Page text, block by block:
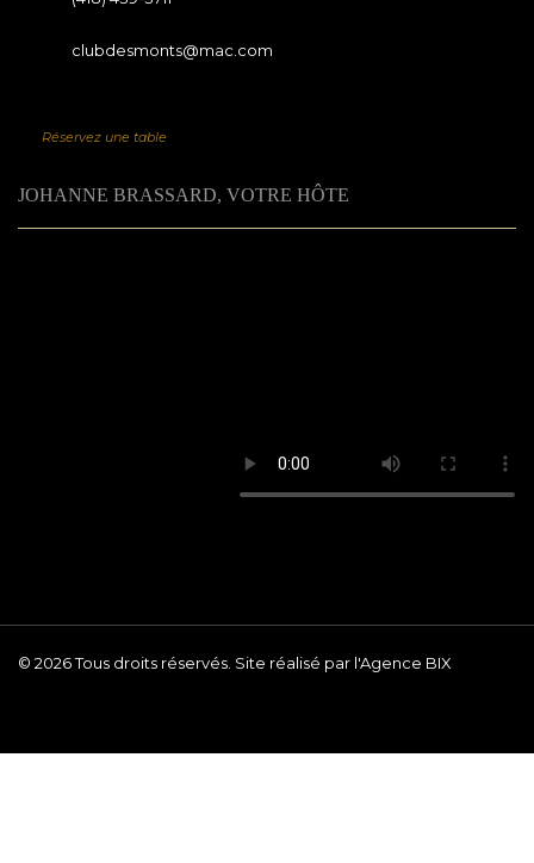
clubdesmonts@mac.com
Réservez une table
JOHANNE BRASSARD, VOTRE HÔTE
© 2026 Tous droits réservés. Site réalisé par l'Agence BIX